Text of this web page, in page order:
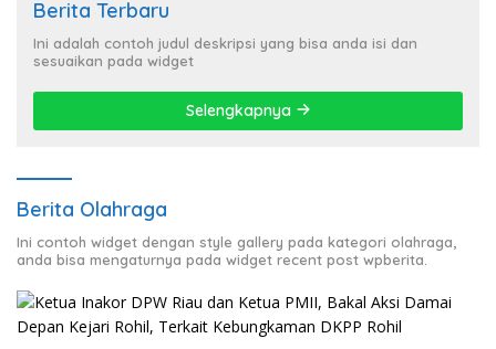
Berita Terbaru
Ini adalah contoh judul deskripsi yang bisa anda isi dan
sesuaikan pada widget
Selengkapnya
Berita Olahraga
Ini contoh widget dengan style gallery pada kategori olahraga,
anda bisa mengaturnya pada widget recent post wpberita.